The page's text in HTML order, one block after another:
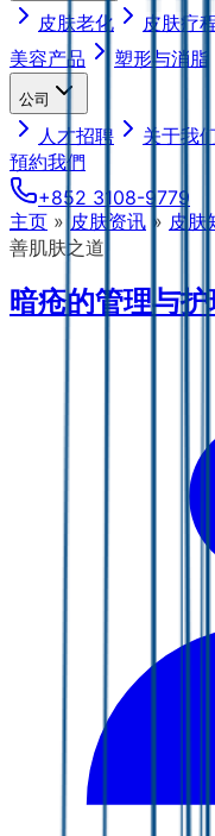
皮肤老化 皮肤疗
美容产品
塑形与消脂
公司
人才招聘 关于我
預約我們
+852 3108-9779
主页 » 皮肤资讯 » 皮肤
善肌肤之道
暗疮的管理与